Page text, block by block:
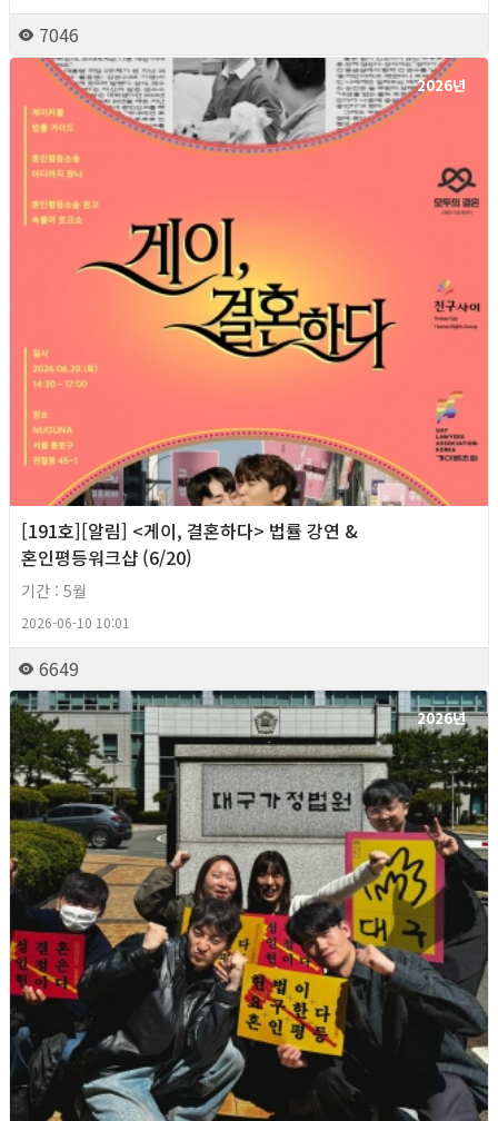
7046
2026년
[191호][알림] <게이, 결혼하다> 법률 강연 &
혼인평등워크샵 (6/20)
기간 : 5월
2026-06-10 10:01
6649
2026년